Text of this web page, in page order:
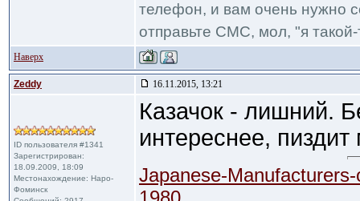
телефон, и вам очень нужно
отправьте СМС, мол, "я такой-
Наверх
Zeddy 16.11.2015, 13:21
ID пользователя #1341
Зарегистрирован:
18.09.2009, 18:09
Местонахождение: Наро-
Фоминск
Казачок - лишний.
интереснее, пиздит
Japanese-